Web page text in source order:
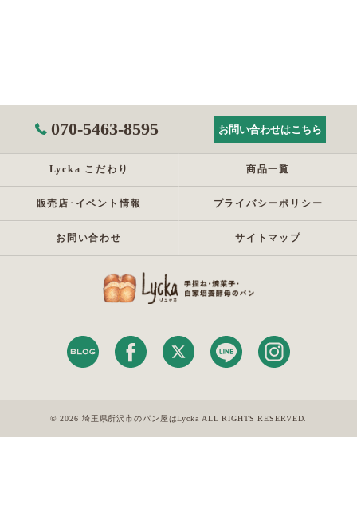
070-5463-8595 お問い合わせはこちら
Lycka こだわり 商品一覧
販売店･イベント情報 プライバシーポリシー
お問い合わせ サイトマップ
© 2026 埼玉県所沢市のパン屋はLycka ALL RIGHTS RESERVED.